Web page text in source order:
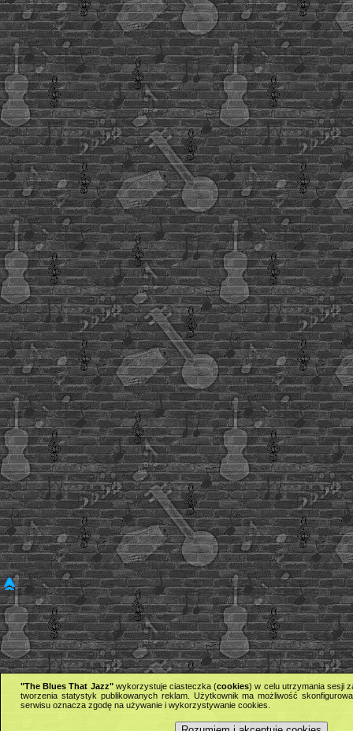
"The Blues That Jazz"wykorzystuje ciasteczka (cookies) w celu utrzymania sesji
tworzenia statystyk publikowanych reklam. Użytkownik ma możliwość
serwisu oznacza zgodę na używanie i wykorzystywanie cookies.